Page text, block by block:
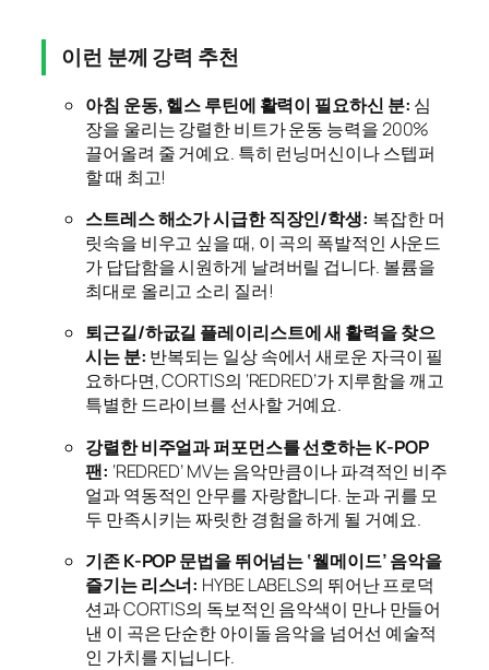
이런 분께 강력 추천
아침 운동, 헬스 루틴에 활력이 필요하신 분: 심
장을 울리는 강렬한 비트가 운동 능력을 200%
끌어올려 줄 거예요. 특히 런닝머신이나 스텝퍼
할 때 최고!
스트레스 해소가 시급한 직장인/학생: 복잡한 머
릿속을 비우고 싶을 때, 이 곡의 폭발적인 사운드
가 답답함을 시원하게 날려버릴 겁니다. 볼륨을
최대로 올리고 소리 질러!
퇴근길/하굾길 플레이리스트에 새 활력을 찾으
시는 분: 반복되는 일상 속에서 새로운 자극이 필
요하다면, CORTIS의 ‘REDRED’가 지루함을 깨고
특별한 드라이브를 선사할 거예요.
강렬한 비주얼과 퍼포먼스를 선호하는 K-POP
팬: ‘REDRED’ MV는 음악만큼이나 파격적인 비주
얼과 역동적인 안무를 자랑합니다. 눈과 귀를 모
두 만족시키는 짜릿한 경험을 하게 될 거예요.
기존 K-POP 문법을 뛰어넘는 ‘웰메이드’ 음악을
즐기는 리스너: HYBE LABELS의 뛰어난 프로덕
션과 CORTIS의 독보적인 음악색이 만나 만들어
낸 이 곡은 단순한 아이돌 음악을 넘어선 예술적
인 가치를 지닙니다.